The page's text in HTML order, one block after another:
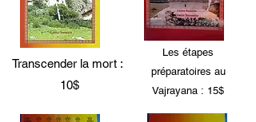
Transcender la mort :
10$
Les étapes
préparatoires au
Vajrayana : 15$